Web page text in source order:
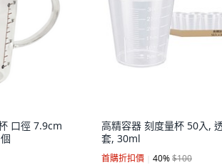
口徑 7.9cm
高精容器 刻度量杯 50入,
套, 30ml
首購折扣價 40%$100